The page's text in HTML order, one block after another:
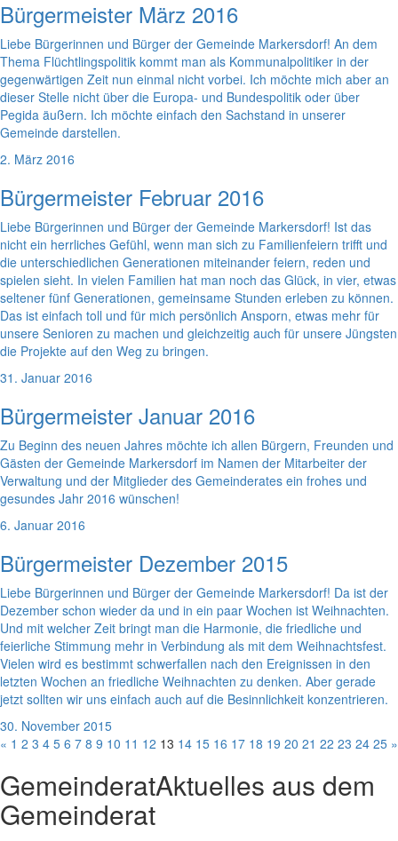
Bürgermeister März 2016
Liebe Bürgerinnen und Bürger der Gemeinde Markersdorf! An dem
Thema Flüchtlingspolitik kommt man als Kommunalpolitiker in der
gegenwärtigen Zeit nun einmal nicht vorbei. Ich möchte mich aber an
dieser Stelle nicht über die Europa- und Bundespolitik oder über
Pegida äußern. Ich möchte einfach den Sachstand in unserer
Gemeinde darstellen.
2. März 2016
Bürgermeister Februar 2016
Liebe Bürgerinnen und Bürger der Gemeinde Markersdorf! Ist das
nicht ein herrliches Gefühl, wenn man sich zu Familienfeiern trifft und
die unterschiedlichen Generationen miteinander feiern, reden und
spielen sieht. In vielen Familien hat man noch das Glück, in vier, etwas
seltener fünf Generationen, gemeinsame Stunden erleben zu können.
Das ist einfach toll und für mich persönlich Ansporn, etwas mehr für
unsere Senioren zu machen und gleichzeitig auch für unsere Jüngsten
die Projekte auf den Weg zu bringen.
31. Januar 2016
Bürgermeister Januar 2016
Zu Beginn des neuen Jahres möchte ich allen Bürgern, Freunden und
Gästen der Gemeinde Markersdorf im Namen der Mitarbeiter der
Verwaltung und der Mitglieder des Gemeinderates ein frohes und
gesundes Jahr 2016 wünschen!
6. Januar 2016
Bürgermeister Dezember 2015
Liebe Bürgerinnen und Bürger der Gemeinde Markersdorf! Da ist der
Dezember schon wieder da und in ein paar Wochen ist Weihnachten.
Und mit welcher Zeit bringt man die Harmonie, die friedliche und
feierliche Stimmung mehr in Verbindung als mit dem Weihnachtsfest.
Vielen wird es bestimmt schwerfallen nach den Ereignissen in den
letzten Wochen an friedliche Weihnachten zu denken. Aber gerade
jetzt sollten wir uns einfach auch auf die Besinnlichkeit konzentrieren.
30. November 2015
« 1 2 3 4 5 6 7 8 9 10 11 12 13 14 15 16 17 18 19 20 21 22 23 24 25 »
GemeinderatAktuelles aus dem
Gemeinderat